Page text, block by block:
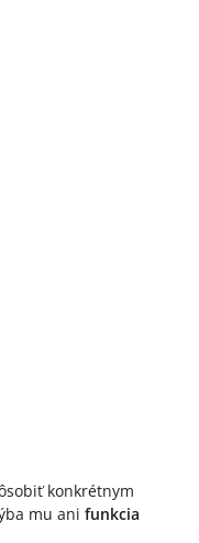
konkrétnym
mu ani funkcia